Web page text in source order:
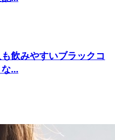
飲みやすいブラックコ
...